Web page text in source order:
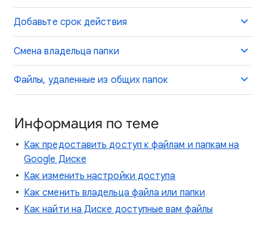
Добавьте срок действия
Смена владельца папки
Файлы, удаленные из общих папок
Информация по теме
Как предоставить доступ к файлам и папкам на
Google Диске
Как изменить настройки доступа
Как сменить владельца файла или папки
Как найти на Диске доступные вам файлы